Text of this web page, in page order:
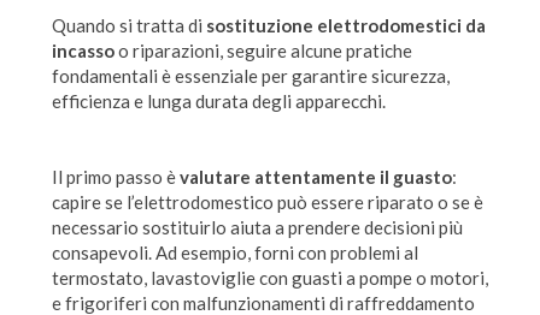
Quando si tratta di sostituzione elettrodomestici da
incassoo riparazioni, seguire alcune pratiche
fondamentali è essenziale per garantire sicurezza,
efficienza e lunga durata degli apparecchi.
Il primo passo èvalutare attentamente il guasto:
capire se l’elettrodomestico può essere riparato o se è
necessario sostituirlo aiuta a prendere decisioni più
consapevoli. Ad esempio, forni con problemi al
termostato, lavastoviglie con guasti a pompe o motori,
e frigoriferi con malfunzionamenti di raffreddamento